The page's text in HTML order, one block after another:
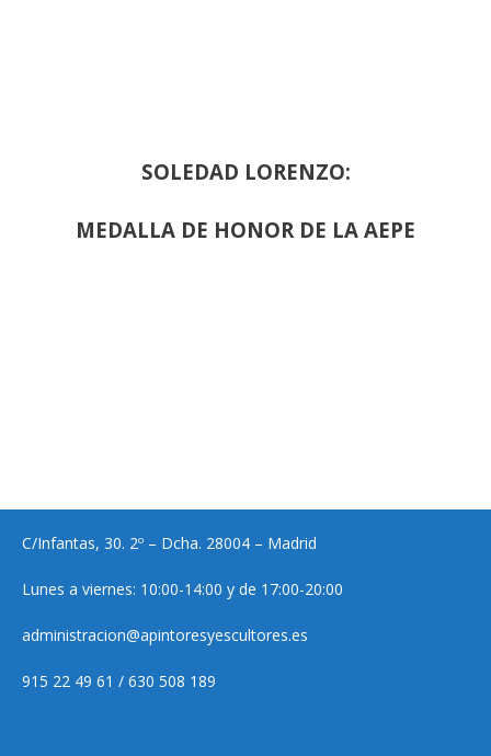
SOLEDAD LORENZO:
MEDALLA DE HONOR DE LA AEPE
C/Infantas, 30. 2º – Dcha. 28004 – Madrid
Lunes a viernes: 10:00-14:00 y de 17:00-20:00
administracion@apintoresyescultores.es
915 22 49 61 / 630 508 189